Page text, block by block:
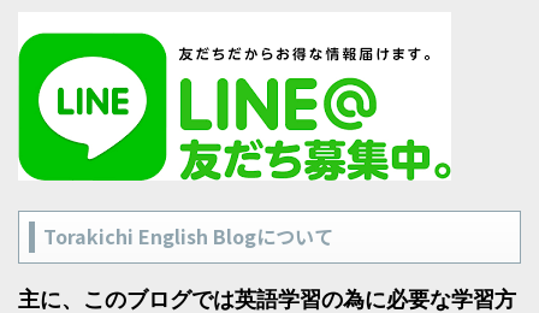
Torakichi English Blogについて
主に、このブログでは英語学習の為に必要な学習方